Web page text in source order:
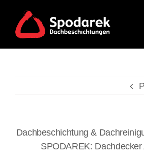
content
Dachbeschichtung &
SPODAREK: Dachdecker